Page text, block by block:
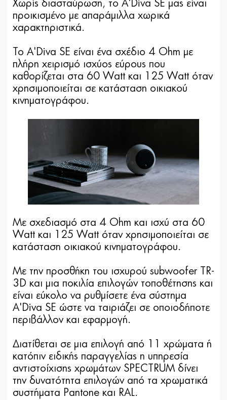
Χωρίς διασταύρωση, το A'Diva SE μας είναι
προικισμένο με απαράμιλλα χωρικά
χαρακτηριστικά.
Το A'Diva SE είναι ένα σχέδιο 4 Ohm με
πλήρη χειρισμό ισχύος εύρους που
καθορίζεται στα 60 Watt και 125 Watt όταν
χρησιμοποιείται σε κατάσταση οικιακού
κινηματογράφου.
Με σχεδιασμό στα 4 Ohm και ισχύ στα 60
Watt και 125 Watt όταν χρησιμοποιείται σε
κατάσταση οικιακού κινηματογράφου.
Με την προσθήκη του ισχυρού subwoofer TR-
3D και μια ποκιλία επιλογών τοποθέτησης και
είναι εύκολο να ρυθμίσετε ένα σύστημα
A'Diva SE ώστε να ταιριάζει σε οποιοδήποτε
περιβάλλον και εφαρμογή.
Διατίθεται σε μια επιλογή από 11 χρώματα ή
κατόπιν ειδικής παραγγελίας η υπηρεσία
αντιστοίχισης χρωμάτων SPECTRUM δίνει
την δυνατότητα επιλογών από τα χρωματικά
συστήματα Pantone και RAL.